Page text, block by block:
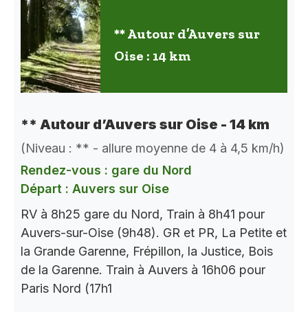
** Autour d’Auvers sur
Oise : 14 km
** Autour d’Auvers sur Oise - 14 km
(Niveau : ** - allure moyenne de 4 à 4,5 km/h)
Rendez-vous : gare du Nord
Départ : Auvers sur Oise
RV à 8h25 gare du Nord, Train à 8h41 pour
Auvers-sur-Oise (9h48). GR et PR, La Petite et
la Grande Garenne, Frépillon, la Justice, Bois
de la Garenne. Train à Auvers à 16h06 pour
Paris Nord (17h1